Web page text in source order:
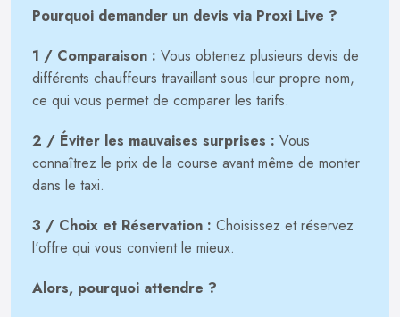
Pourquoi demander un devis via Proxi Live ?
1 / Comparaison : Vous obtenez plusieurs devis de
différents chauffeurs travaillant sous leur propre nom,
ce qui vous permet de comparer les tarifs.
2 / Éviter les mauvaises surprises : Vous
connaîtrez le prix de la course avant même de monter
dans le taxi.
3 / Choix et Réservation : Choisissez et réservez
l'offre qui vous convient le mieux.
Alors, pourquoi attendre ?